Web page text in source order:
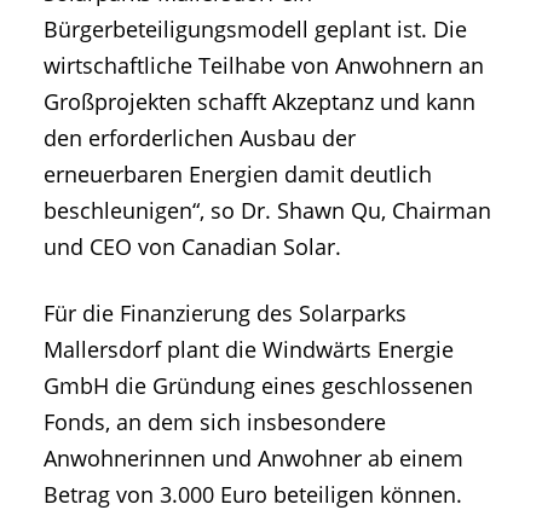
Bürgerbeteiligungsmodell geplant ist. Die
wirtschaftliche Teilhabe von Anwohnern an
Großprojekten schafft Akzeptanz und kann
den erforderlichen Ausbau der
erneuerbaren Energien damit deutlich
beschleunigen“, so Dr. Shawn Qu, Chairman
und CEO von Canadian Solar.
Für die Finanzierung des Solarparks
Mallersdorf plant die Windwärts Energie
GmbH die Gründung eines geschlossenen
Fonds, an dem sich insbesondere
Anwohnerinnen und Anwohner ab einem
Betrag von 3.000 Euro beteiligen können.